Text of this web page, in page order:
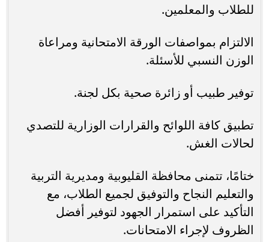
للطلاب والمعلمين.
الالتزام بمواصفات الورقة الامتحانية ومراعاة
الوزن النسبي للأسئلة.
توفير طبيب أو زائرة صحية بكل لجنة.
تطبيق كافة اللوائح والقرارات الوزارية للتصدي
لحالات الغش.
ختامًا، تتمنى محافظة القليوبية ومديرية التربية
والتعليم النجاح والتوفيق لجميع الطلاب، مع
التأكيد على استمرار الجهود لتوفير أفضل
الظروف لإجراء الامتحانات.